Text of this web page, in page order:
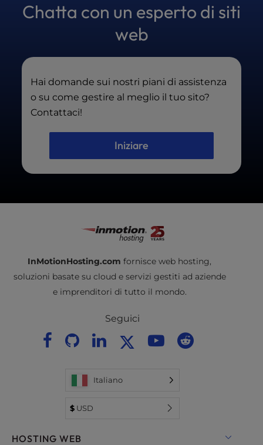
esperta WordPress : non solo assistenza
Chatta con un esperto di siti
web
Hai domande sui nostri piani di assistenza
o su come gestire al meglio il tuo sito?
Contattaci!
Iniziare
InMotionHosting.com fornisce web hosting,
soluzioni basate su cloud e servizi gestiti ad aziende
e imprenditori di tutto il mondo.
Seguici
Italiano
$USD
HOSTING WEB